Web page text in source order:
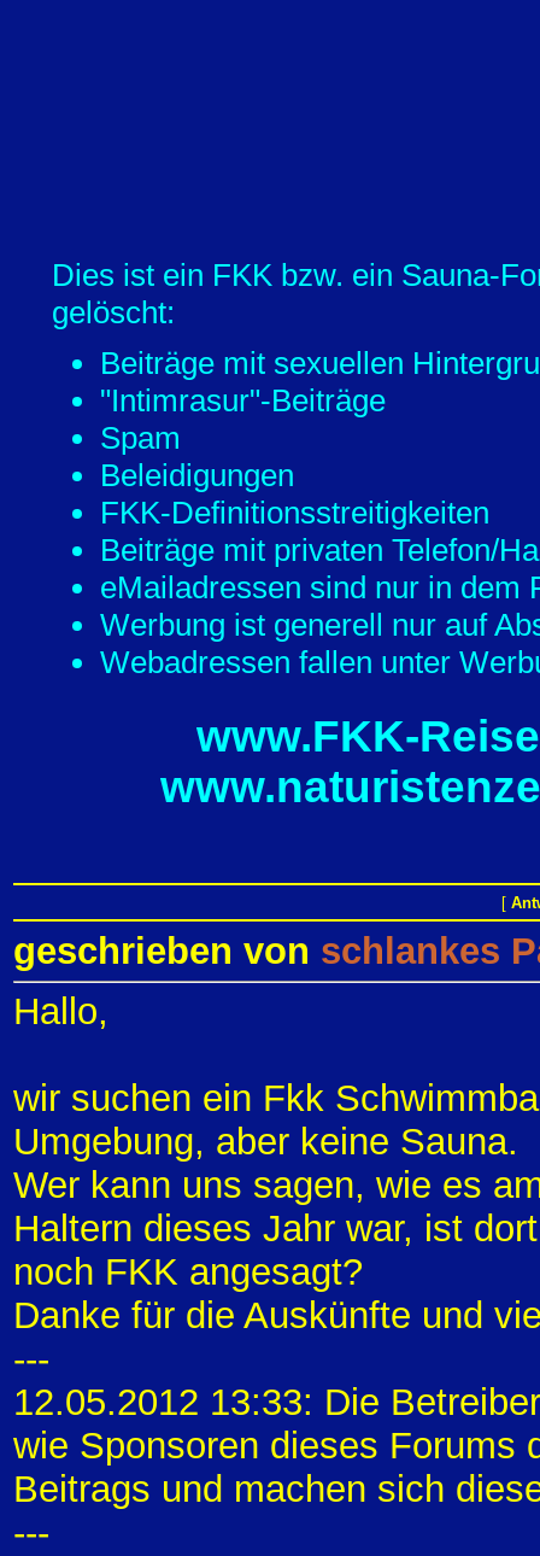
Dies ist ein FKK bzw. ein Sauna-
gelöscht:
Beiträge mit sexuellen
"Intimrasur"-Beiträge
Spam
Beleidigungen
FKK-Definitionsstreitigkeiten
Beiträge mit privaten Telefon/
eMailadressen sind nur in dem
Werbung ist generell nur auf
Webadressen fallen unter
www.FKK-
[
geschrieben von schlankes
Hallo,
wir suchen ein Fkk
Umgebung, aber keine Sauna.
Wer kann uns sagen, wie es
Haltern dieses Jahr war, ist
noch FKK angesagt?
Danke für die Auskünfte und
---
12.05.2012 13:33: Die
wie Sponsoren dieses Forums
Beitrags und machen sich
---